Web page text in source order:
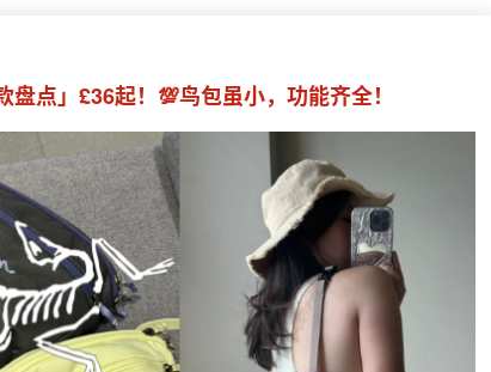
点」£36起！💯鸟包虽小，功能齐全！